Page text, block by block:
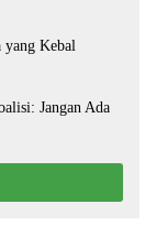
Jangan Ada